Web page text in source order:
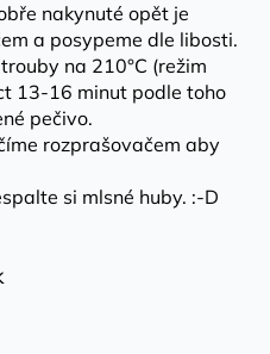
nakynuté opět je
a posypeme dle libosti.
na 210°C (režim
13-16 minut podle toho
pečivo.
rozprašovačem aby
si mlsné huby. :-D